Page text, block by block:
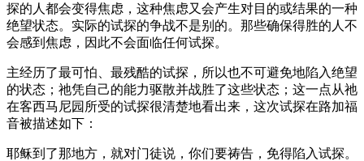
探的人都会变得焦虑，这种焦虑又会产生对目的或结果的一种
绝望状态。实际的试探的争战不是别的。那些确保得胜的人不
会感到焦虑，因此不会面临任何试探。
主经历了最可怕、最残酷的试探，所以也不可避免地陷入绝望
的状态；祂凭自己的能力驱散并战胜了这些状态；这一点从祂
在客西马尼园所受的试探很清楚地看出来，这次试探在路加福
音被描述如下：
耶稣到了那地方，就对门徒说，你们要祷告，免得陷入试探。